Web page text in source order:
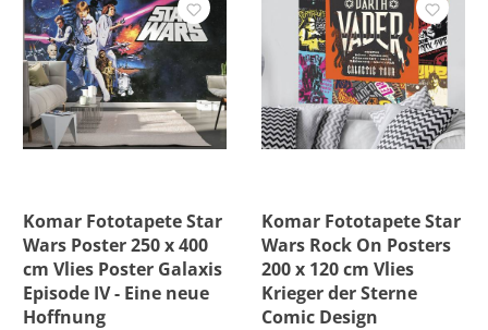
Komar Fototapete Star
Wars Poster 250 x 400
cm Vlies Poster Galaxis
Episode IV - Eine neue
Hoffnung
Komar Fototapete Star
Wars Rock On Posters
200 x 120 cm Vlies
Krieger der Sterne
Comic Design